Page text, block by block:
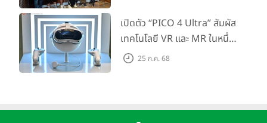
สร้างสรรค์ ‘GoPro...Go Pro
Creators’
เปิดตัว “PICO 4 Ultra” สัมผัส
เทคโนโลยี VR และ MR ในหนึ่ง
เดียว ยกระดับการทำงานและ
25 ก.ค. 68